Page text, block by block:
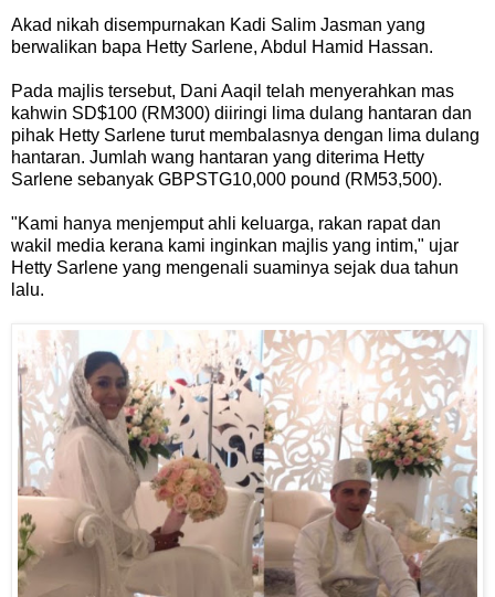
Akad nikah disempurnakan Kadi Salim Jasman yang
berwalikan bapa Hetty Sarlene, Abdul Hamid Hassan.
Pada majlis tersebut, Dani Aaqil telah menyerahkan mas
kahwin SD$100 (RM300) diiringi lima dulang hantaran dan
pihak Hetty Sarlene turut membalasnya dengan lima dulang
hantaran. Jumlah wang hantaran yang diterima Hetty
Sarlene sebanyak GBPSTG10,000 pound (RM53,500).
"Kami hanya menjemput ahli keluarga, rakan rapat dan
wakil media kerana kami inginkan majlis yang intim," ujar
Hetty Sarlene yang mengenali suaminya sejak dua tahun
lalu.